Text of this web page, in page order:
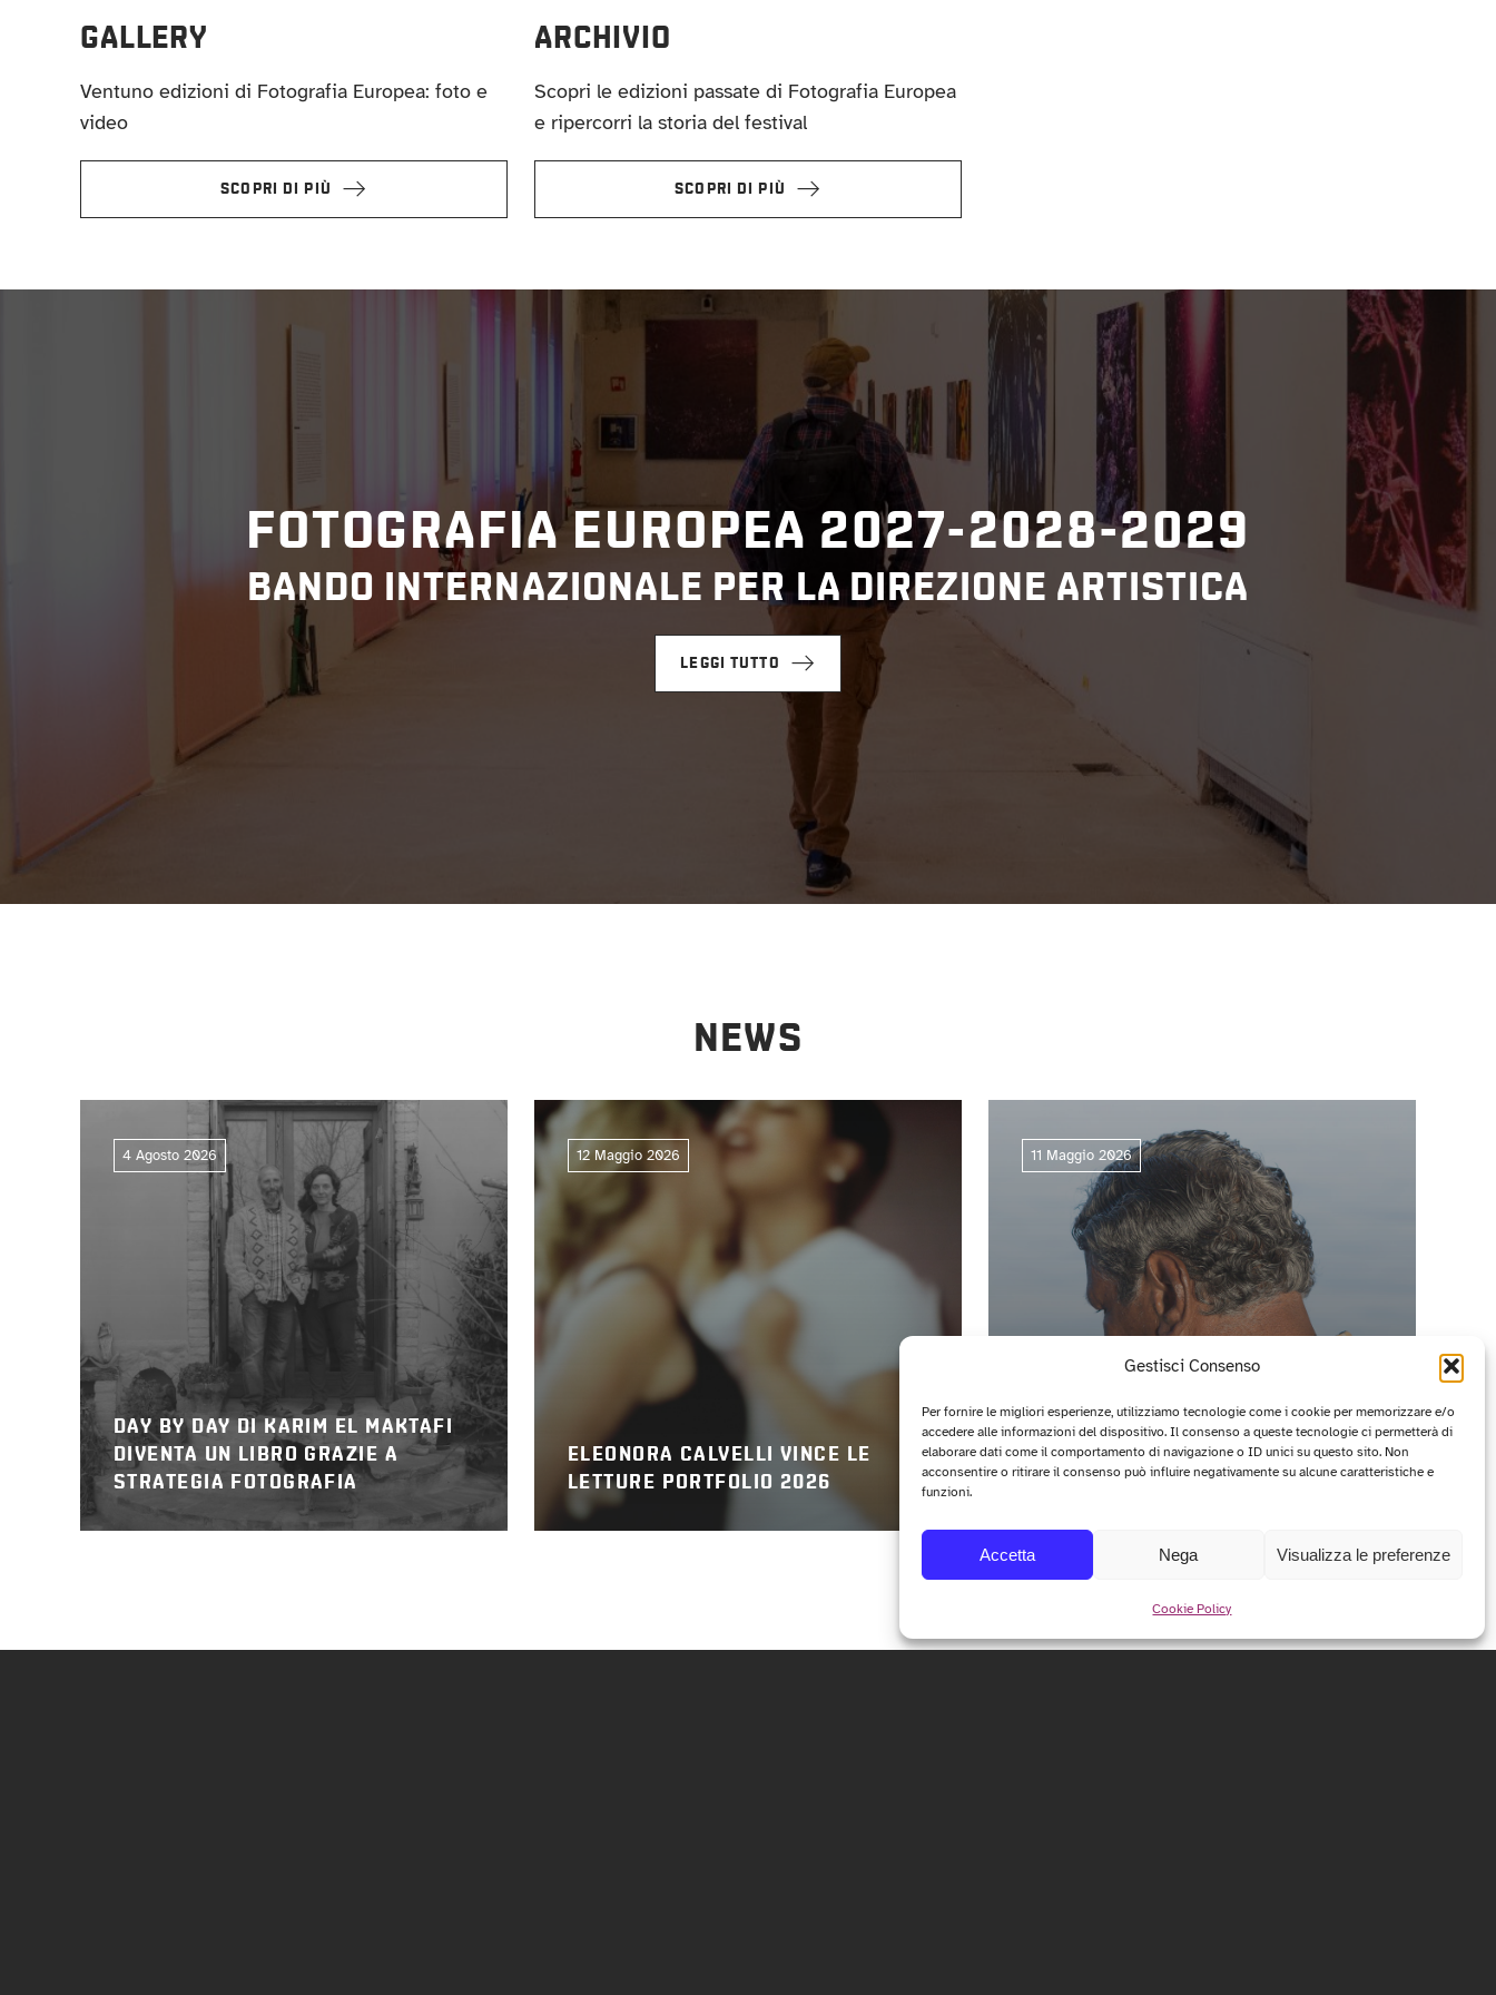
Gestisci Consenso
Per fornire le migliori esperienze, utilizziamo tecnologie come i cookie per memorizzare e/o
accedere alle informazioni del dispositivo. Il consenso a queste tecnologie ci permetterà di
elaborare dati come il comportamento di navigazione o ID unici su questo sito. Non
acconsentire o ritirare il consenso può influire negativamente su alcune caratteristiche e
funzioni.
Accetta Nega Visualizza le preferenze
Cookie Policy
GALLERY
Ventuno edizioni di Fotografia Europea: foto e
video
SCOPRI DI PIÙ
ARCHIVIO
Scopri le edizioni passate di Fotografia Europea
e ripercorri la storia del festival
SCOPRI DI PIÙ
FOTOGRAFIA EUROPEA 2027-2028-2029
BANDO INTERNAZIONALE PER LA DIREZIONE ARTISTICA
LEGGI TUTTO
NEWS
4 Agosto 2026
DAY BY DAY DI KARIM EL MAKTAFI
DIVENTA UN LIBRO GRAZIE A
STRATEGIA FOTOGRAFIA
12 Maggio 2026
ELEONORA CALVELLI VINCE LE
LETTURE PORTFOLIO 2026
11 Maggio 2026
CIRCUITO OFF 2026: I PROGETTI
VINCITORI